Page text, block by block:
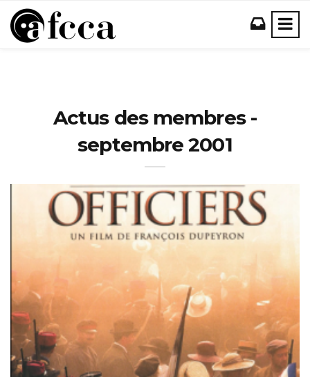
Actus des membres -
septembre 2001